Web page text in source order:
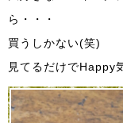
ら・・・
買うしかない(笑)
見てるだけでHappy